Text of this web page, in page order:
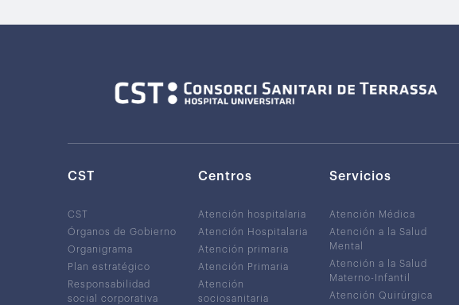
CST
CST
Órganos de Gobierno
Organigrama
Plan estratégico
Responsabilidad
social corporativa
Centros
Atención hospitalaria
Atención Hospitalaria
Atención primaria
Atención Primaria
Atención
sociosanitaria
Servicios
Atención Médica
Atención a la Salud
Mental
Atención a la Salud
Materno-Infantil
Atención Quirúrgica